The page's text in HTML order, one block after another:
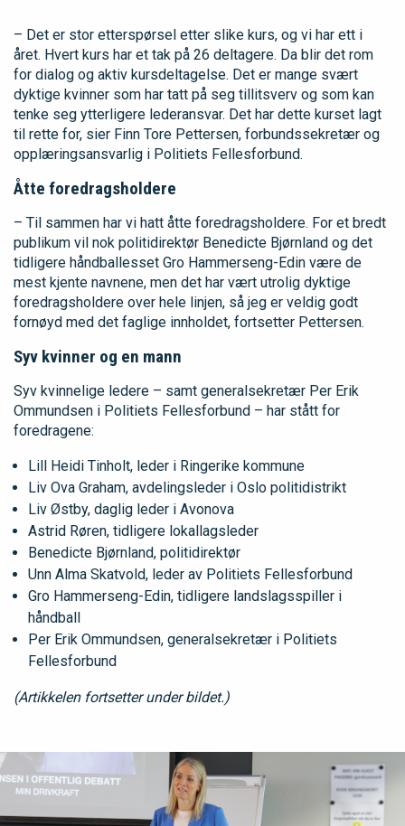
– Det er stor etterspørsel etter slike kurs, og vi har ett i
året. Hvert kurs har et tak på 26 deltagere. Da blir det rom
for dialog og aktiv kursdeltagelse. Det er mange svært
dyktige kvinner som har tatt på seg tillitsverv og som kan
tenke seg ytterligere lederansvar. Det har dette kurset lagt
til rette for, sier Finn Tore Pettersen, forbundssekretær og
opplæringsansvarlig i Politiets Fellesforbund.
Åtte foredragsholdere
– Til sammen har vi hatt åtte foredragsholdere. For et bredt
publikum vil nok politidirektør Benedicte Bjørnland og det
tidligere håndballesset Gro Hammerseng-Edin være de
mest kjente navnene, men det har vært utrolig dyktige
foredragsholdere over hele linjen, så jeg er veldig godt
fornøyd med det faglige innholdet, fortsetter Pettersen.
Syv kvinner og en mann
Syv kvinnelige ledere – samt generalsekretær Per Erik
Ommundsen i Politiets Fellesforbund – har stått for
foredragene:
Lill Heidi Tinholt, leder i Ringerike kommune
Liv Ova Graham, avdelingsleder i Oslo politidistrikt
Liv Østby, daglig leder i Avonova
Astrid Røren, tidligere lokallagsleder
Benedicte Bjørnland, politidirektør
Unn Alma Skatvold, leder av Politiets Fellesforbund
Gro Hammerseng-Edin, tidligere landslagsspiller i
håndball
Per Erik Ommundsen, generalsekretær i Politiets
Fellesforbund
(Artikkelen fortsetter under bildet.)